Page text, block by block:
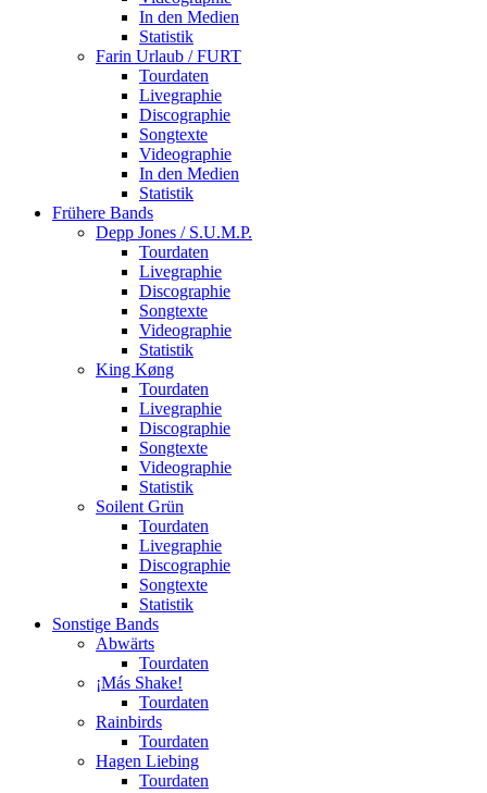
In den Medien
Statistik
Farin Urlaub / FURT
Tourdaten
Livegraphie
Discographie
Songtexte
Videographie
In den Medien
Statistik
Frühere Bands
Depp Jones / S.U.M.P.
Tourdaten
Livegraphie
Discographie
Songtexte
Videographie
Statistik
King Køng
Tourdaten
Livegraphie
Discographie
Songtexte
Videographie
Statistik
Soilent Grün
Tourdaten
Livegraphie
Discographie
Songtexte
Statistik
Sonstige Bands
Abwärts
Tourdaten
¡Más Shake!
Tourdaten
Rainbirds
Tourdaten
Hagen Liebing
Tourdaten